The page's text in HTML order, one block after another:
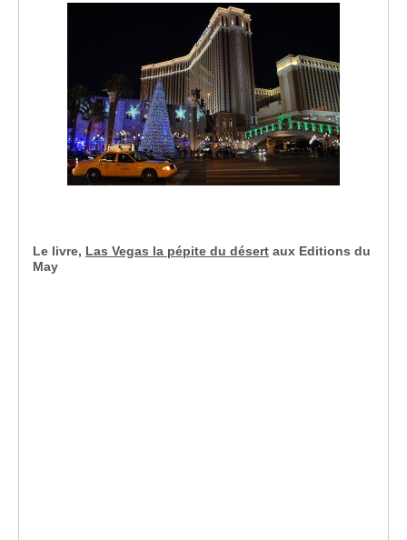
Le livre, Las Vegas la pépite du désert aux Editions du
May